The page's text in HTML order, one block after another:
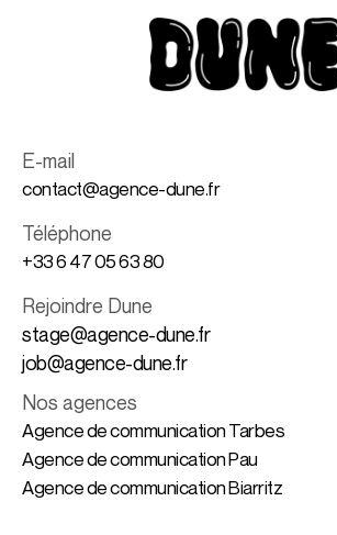
E-mail
contact@agence-dune.fr
Téléphone
+33 6 47 05 63 80
Rejoindre Dune
stage@agence-dune.fr
job@agence-dune.fr
Nos agences
Agence de communication Tarbes
Agence de communication Pau
Agence de communication Biarritz